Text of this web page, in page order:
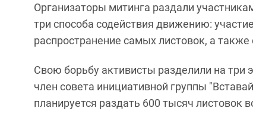
Организаторы митинга раздали
три способа содействия движению:
распространение самых листовок, а
Свою борьбу активисты разделили на три
член совета инициативной группы
планируется раздать 600 тысяч листовок